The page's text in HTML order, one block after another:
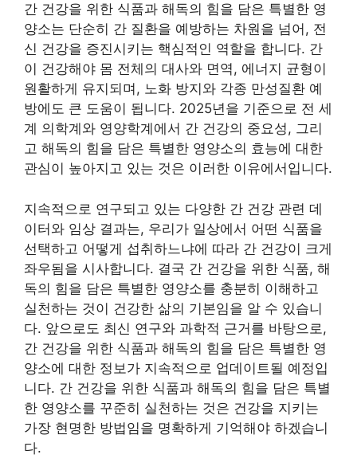
간 건강을 위한 식품과 해독의 힘을 담은 특별한 영
양소는 단순히 간 질환을 예방하는 차원을 넘어, 전
신 건강을 증진시키는 핵심적인 역할을 합니다. 간
이 건강해야 몸 전체의 대사와 면역, 에너지 균형이
원활하게 유지되며, 노화 방지와 각종 만성질환 예
방에도 큰 도움이 됩니다. 2025년을 기준으로 전 세
계 의학계와 영양학계에서 간 건강의 중요성, 그리
고 해독의 힘을 담은 특별한 영양소의 효능에 대한
관심이 높아지고 있는 것은 이러한 이유에서입니다.
지속적으로 연구되고 있는 다양한 간 건강 관련 데
이터와 임상 결과는, 우리가 일상에서 어떤 식품을
선택하고 어떻게 섭취하느냐에 따라 간 건강이 크게
좌우됨을 시사합니다. 결국 간 건강을 위한 식품, 해
독의 힘을 담은 특별한 영양소를 충분히 이해하고
실천하는 것이 건강한 삶의 기본임을 알 수 있습니
다. 앞으로도 최신 연구와 과학적 근거를 바탕으로,
간 건강을 위한 식품과 해독의 힘을 담은 특별한 영
양소에 대한 정보가 지속적으로 업데이트될 예정입
니다. 간 건강을 위한 식품과 해독의 힘을 담은 특별
한 영양소를 꾸준히 실천하는 것은 건강을 지키는
가장 현명한 방법임을 명확하게 기억해야 하겠습니
다.